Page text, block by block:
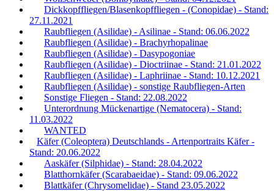
Dickkopffliegen/Blasenkopffliegen - (Conopidae) - Stand:
27.11.2021
Raubfliegen (Asilidae) - Asilinae - Stand: 06.06.2022
Raubfliegen (Asilidae) - Brachyrhopalinae
Raubfliegen (Asilidae) - Dasypogoniae
Raubfliegen (Asilidae) - Dioctriinae - Stand: 21.01.2022
Raubfliegen (Asilidae) - Laphriinae - Stand: 10.12.2021
Raubfliegen (Asilidae) - sonstige Raubfliegen-Arten
Sonstige Fliegen - Stand: 22.08.2022
Unterordnung Mückenartige (Nematocera) - Stand:
11.03.2022
WANTED
Käfer (Coleoptera) Deutschlands - Artenportraits Käfer -
Stand: 20.06.2022
Aaskäfer (Silphidae) - Stand: 28.04.2022
Blatthornkäfer (Scarabaeidae) - Stand: 09.06.2022
Blattkäfer (Chrysomelidae) - Stand 23.05.2022